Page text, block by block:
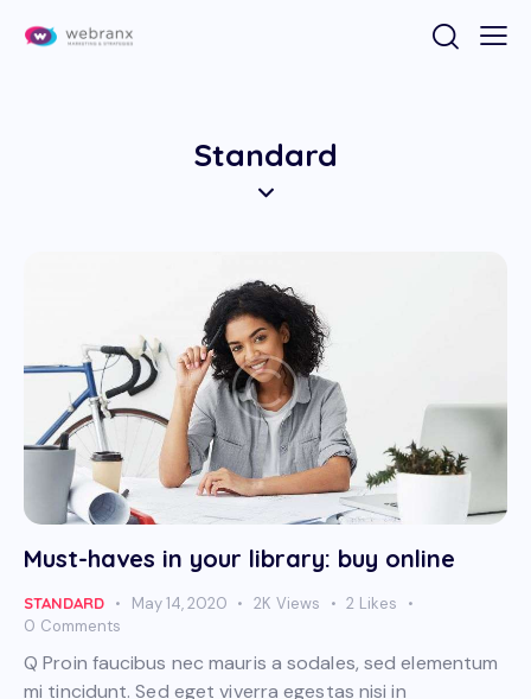
Standard
Must-haves in your library: buy online
STANDARD May 14, 2020 2K Views 2 Likes
0 Comments
Q Proin faucibus nec mauris a sodales, sed elementum
mi tincidunt. Sed eget viverra egestas nisi in